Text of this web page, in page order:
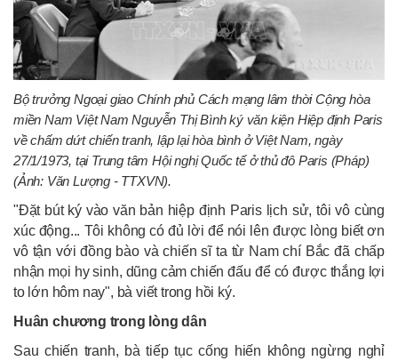
Bộ trưởng Ngoại giao Chính phủ Cách mạng lâm thời Cộng hòa
miền Nam Việt Nam Nguyễn Thị Bình ký văn kiện Hiệp định Paris
về chấm dứt chiến tranh, lập lại hòa bình ở Việt Nam, ngày
27/1/1973, tại Trung tâm Hội nghị Quốc tế ở thủ đô Paris (Pháp)
(Ảnh: Văn Lượng - TTXVN).
"Đặt bút ký vào văn bản hiệp định Paris lịch sử, tôi vô cùng
xúc động... Tôi không có đủ lời để nói lên được lòng biết ơn
vô tận với đồng bào và chiến sĩ ta từ Nam chí Bắc đã chấp
nhận mọi hy sinh, dũng cảm chiến đấu để có được thắng lợi
to lớn hôm nay", bà viết trong hồi ký.
Huân chương trong lòng dân
Sau chiến tranh, bà tiếp tục cống hiến không ngừng nghỉ